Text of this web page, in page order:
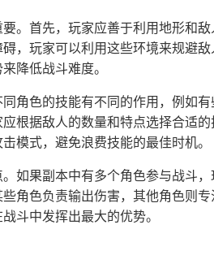
。首先，玩家应善于利用地形和敌
，玩家可以利用这些环境来规避敌
降低战斗难度。
角色的技能有不同的作用，例如有
根据敌人的数量和特点选择合适的
模式，避免浪费技能的最佳时机。
如果副本中有多个角色参与战斗，
角色负责输出伤害，其他角色则专
斗中发挥出最大的优势。